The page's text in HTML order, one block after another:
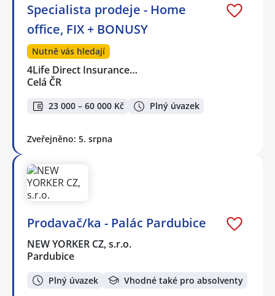
Specialista prodeje - Home
office, FIX + BONUSY
Nutně vás hledají
4Life Direct Insurance…
Celá ČR
23 000 – 60 000 Kč Plný úvazek
Zveřejněno: 5. srpna
Prodavač/ka - Palác Pardubice
NEW YORKER CZ, s.r.o.
Pardubice
Plný úvazek Vhodné také pro absolventy